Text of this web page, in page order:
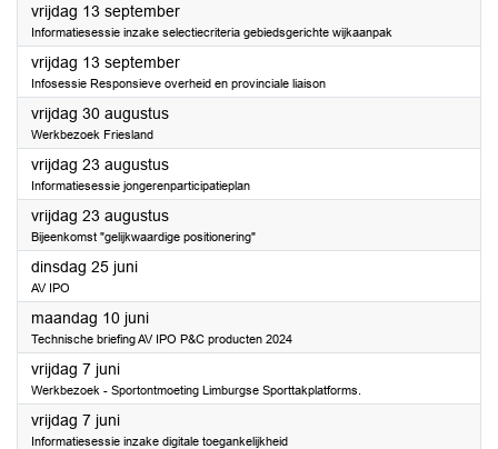
vrijdag 13 september2024
Informatiesessie inzake selectiecriteria gebiedsgerichte wijkaanpak
vrijdag 13 september2024
Infosessie Responsieve overheid en provinciale liaison
vrijdag 30 augustus2024
Werkbezoek Friesland
vrijdag 23 augustus2024
Informatiesessie jongerenparticipatieplan
vrijdag 23 augustus2024
Bijeenkomst "gelijkwaardige positionering"
dinsdag 25 juni2024
AV IPO
maandag 10 juni2024
Technische briefing AV IPO P&C producten 2024
vrijdag 7 juni2024
Werkbezoek - Sportontmoeting Limburgse Sporttakplatforms.
vrijdag 7 juni2024
Informatiesessie inzake digitale toegankelijkheid